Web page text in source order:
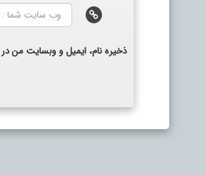
ذخیره نام، ایمیل و وبسایت من